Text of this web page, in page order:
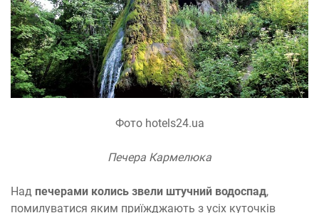
Фото hotels24.ua
Печера Кармелюка
Над печерами колись звели штучний водоспад,
помилуватися яким приїжджають з усіх куточків